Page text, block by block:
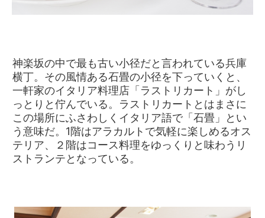
神楽坂の中で最も古い小径だと言われている兵庫
横丁。その風情ある石畳の小径を下っていくと、
一軒家のイタリア料理店「ラストリカート」がし
っとりと佇んでいる。ラストリカートとはまさに
この場所にふさわしくイタリア語で「石畳」とい
う意味だ。1階はアラカルトで気軽に楽しめるオス
テリア、２階はコース料理をゆっくりと味わうリ
ストランテとなっている。